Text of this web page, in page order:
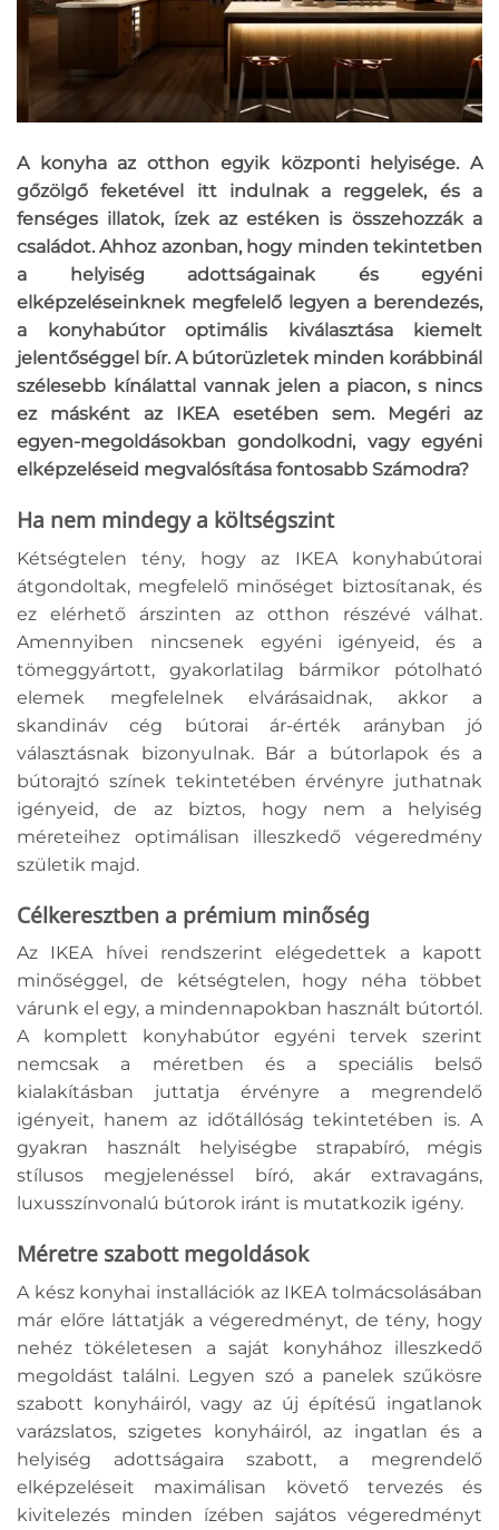
A konyha az otthon egyik központi helyisége. A
gőzölgő feketével itt indulnak a reggelek, és a
fenséges illatok, ízek az estéken is összehozzák a
családot. Ahhoz azonban, hogy minden tekintetben
a helyiség adottságainak és egyéni
elképzeléseinknek megfelelő legyen a berendezés,
a konyhabútor optimális kiválasztása kiemelt
jelentőséggel bír. A bútorüzletek minden korábbinál
szélesebb kínálattal vannak jelen a piacon, s nincs
ez másként az IKEA esetében sem. Megéri az
egyen-megoldásokban gondolkodni, vagy egyéni
elképzeléseid megvalósítása fontosabb Számodra?
Ha nem mindegy a költségszint
Kétségtelen tény, hogy az IKEA konyhabútorai
átgondoltak, megfelelő minőséget biztosítanak, és
ez elérhető árszinten az otthon részévé válhat.
Amennyiben nincsenek egyéni igényeid, és a
tömeggyártott, gyakorlatilag bármikor pótolható
elemek megfelelnek elvárásaidnak, akkor a
skandináv cég bútorai ár-érték arányban jó
választásnak bizonyulnak. Bár a bútorlapok és a
bútorajtó színek tekintetében érvényre juthatnak
igényeid, de az biztos, hogy nem a helyiség
méreteihez optimálisan illeszkedő végeredmény
születik majd.
Célkeresztben a prémium minőség
Az IKEA hívei rendszerint elégedettek a kapott
minőséggel, de kétségtelen, hogy néha többet
várunk el egy, a mindennapokban használt bútortól.
A komplett konyhabútor egyéni tervek szerint
nemcsak a méretben és a speciális belső
kialakításban juttatja érvényre a megrendelő
igényeit, hanem az időtállóság tekintetében is. A
gyakran használt helyiségbe strapabíró, mégis
stílusos megjelenéssel bíró, akár extravagáns,
luxusszínvonalú bútorok iránt is mutatkozik igény.
Méretre szabott megoldások
A kész konyhai installációk az IKEA tolmácsolásában
már előre láttatják a végeredményt, de tény, hogy
nehéz tökéletesen a saját konyhához illeszkedő
megoldást találni. Legyen szó a panelek szűkösre
szabott konyháiról, vagy az új építésű ingatlanok
varázslatos, szigetes konyháiról, az ingatlan és a
helyiség adottságaira szabott, a megrendelő
elképzeléseit maximálisan követő tervezés és
kivitelezés minden ízében sajátos végeredményt